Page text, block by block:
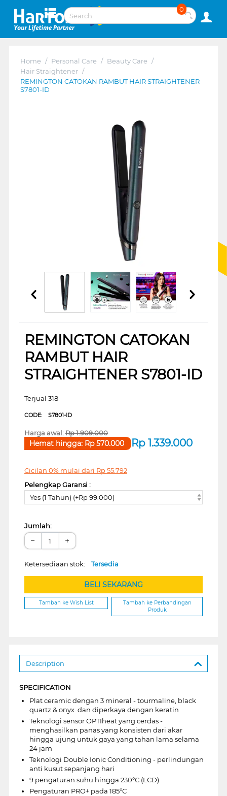
0
Home / Personal Care / Beauty Care /
Hair Straightener /
REMINGTON CATOKAN RAMBUT HAIR STRAIGHTENER
S7801-ID
REMINGTON CATOKAN
RAMBUT HAIR
STRAIGHTENER S7801-ID
Terjual 318
CODE: S7801-ID
Harga awal:Rp1.909.000
Rp 1.339.000
Hemat hingga: Rp570.000
Cicilan 0% mulai dari Rp55.792
Pelengkap Garansi :
Yes (1 Tahun) (+Rp 99.000)
Jumlah:
− +
Ketersediaan stok: Tersedia
BELI SEKARANG
Tambah ke Wish List
Tambah ke Perbandingan
Produk
Description
SPECIFICATION
Plat ceramic dengan 3 mineral - tourmaline, black
quartz & onyx  dan diperkaya dengan keratin
Teknologi sensor OPTIheat yang cerdas -
menghasilkan panas yang konsisten dari akar
hingga ujung untuk gaya yang tahan lama selama
24 jam
Teknologi Double Ionic Conditioning - perlindungan
anti kusut sepanjang hari
9 pengaturan suhu hingga 230°C (LCD)
Pengaturan PRO+ pada 185°C